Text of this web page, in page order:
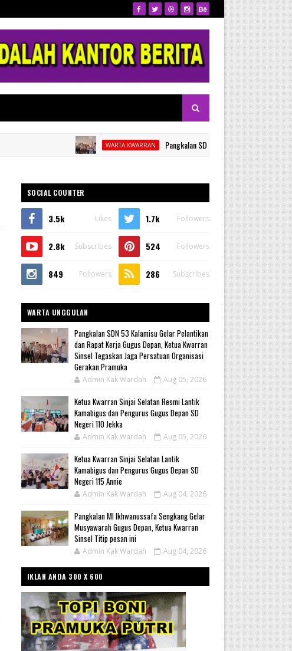
WARTA KWARRAN Pangkalan SDN 53 Kalamisu Gelar Pelantikan dan
SOCIAL COUNTER
3.5k Likes 1.7k Followers
2.8k Subscribes 524 Followers
849 Followers 286 Subscribes
WARTA UNGGULAN
Pangkalan SDN 53 Kalamisu Gelar Pelantikan
dan Rapat Kerja Gugus Depan, Ketua Kwarran
Sinsel Tegaskan Jaga Persatuan Organisasi
Gerakan Pramuka
Admin Kak Wardah Aug 05, 2026
Ketua Kwarran Sinjai Selatan Resmi Lantik
Kamabigus dan Pengurus Gugus Depan SD
Negeri 110 Jekka
Admin Kak Wardah Aug 05, 2026
Ketua Kwarran Sinjai Selatan Lantik
Kamabigus dan Pengurus Gugus Depan SD
Negeri 115 Annie
Admin Kak Wardah Aug 04, 2026
Pangkalan MI Ikhwanussafa Sengkang Gelar
Musyawarah Gugus Depan, Ketua Kwarran
Sinsel Titip pesan ini
Admin Kak Wardah Aug 04, 2026
IKLAN ANDA 300 X 600